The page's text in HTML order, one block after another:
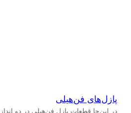
پازل‌های فن‌هیلی
در این‌جا قطعات پازل فن‌هیلی در دو